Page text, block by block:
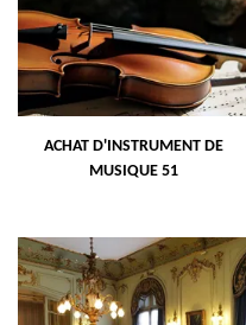
ACHAT D'INSTRUMENT DE
MUSIQUE 51